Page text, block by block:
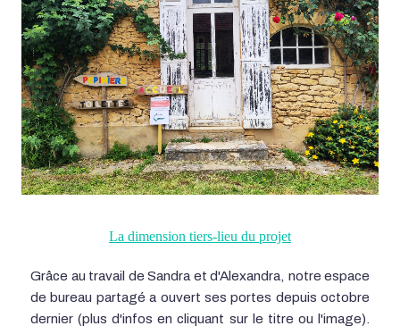
La dimension tiers-lieu du projet
Grâce au travail de Sandra et d'Alexandra, notre espace
de bureau partagé a ouvert ses portes depuis octobre
dernier (plus d'infos en cliquant sur le titre ou l'image).